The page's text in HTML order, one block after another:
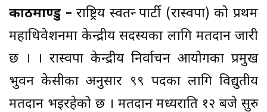
काठमाण्डु – राष्ट्रिय स्वतन्त्र पार्टी (रास्वपा) को प्रथम
महाधिवेशनमा केन्द्रीय सदस्यका लागि मतदान जारी
छ । । रास्वपा केन्द्रीय निर्वाचन आयोगका प्रमुख
भुवन केसीका अनुसार ९९ पदका लागि विद्युतीय
मतदान भइरहेको छ । मतदान मध्यराति १२ बजे सुरु